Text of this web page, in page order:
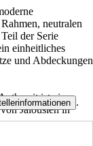
neutralen
der Serie
einheitliches
und Abdeckungen
ist eine
Jalousien in
.